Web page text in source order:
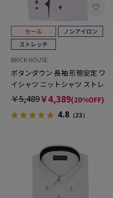
BRICK HOUSE
ボタンダウン 長袖 形態安定 ワ
イシャツ ニットシャツ ストレ
ッチ
￥5,489￥4,389(20%OFF)
4.8（23）